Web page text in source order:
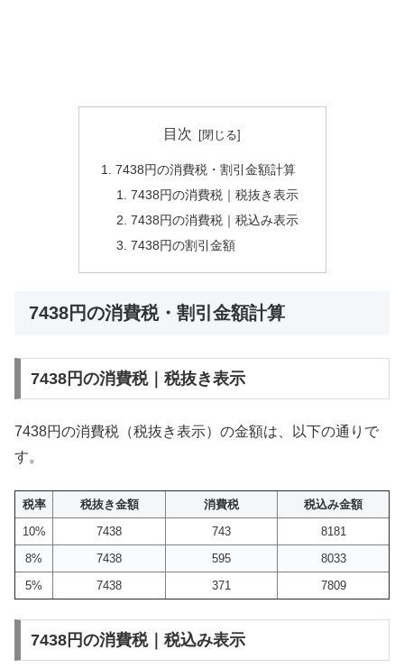
目次
7438円の消費税・割引金額計算
7438円の消費税｜税抜き表示
7438円の消費税｜税込み表示
7438円の割引金額
7438円の消費税・割引金額計算
7438円の消費税｜税抜き表示
7438円の消費税（税抜き表示）の金額は、以下の通りで
す。
税率 税抜き金額 消費税
税込み金額
10%
7438 743
8181
8%
7438 595
8033
5%
7438 371 7809
7438円の消費税｜税込み表示